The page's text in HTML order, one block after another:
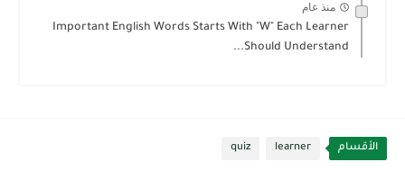
منذ عام
Important English Words Starts With "W" Each Learner
Should Understand...
الأقسام learner
quiz